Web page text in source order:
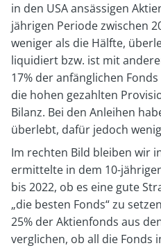
in den USA ansässigen
jährigen Periode zwischen
weniger als die Hälfte,
liquidiert bzw. ist mit
17% der anfänglichen
die hohen gezahlten
Bilanz. Bei den Anleihen
überlebt, dafür jedoch
Im rechten Bild bleiben wir
ermittelte in dem 10-
bis 2022, ob es eine gute
„die besten Fonds“ zu
25% der Aktienfonds aus
verglichen, ob all die Fonds